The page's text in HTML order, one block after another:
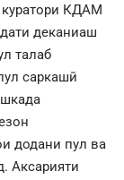
куратори КДАМ
деканиаш
талаб
саркашӣ
додани пул ва
Аксарияти